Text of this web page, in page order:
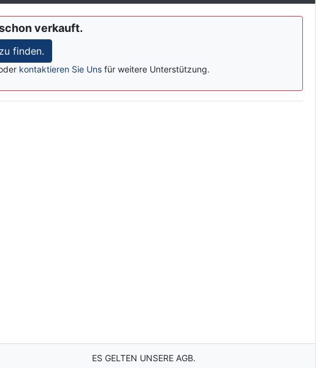
verkauft.
finden.
kontaktieren Sie Uns für weitere Unterstützung.
ES GELTEN UNSERE AGB.